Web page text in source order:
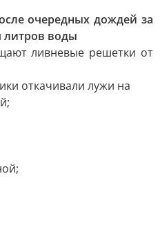
очередных дождей за
литров воды
ливневые решетки от
откачивали лужи на